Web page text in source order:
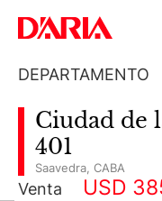
DEPARTAMENTO
Ciudad de
401
Saavedra CABA
Venta USD